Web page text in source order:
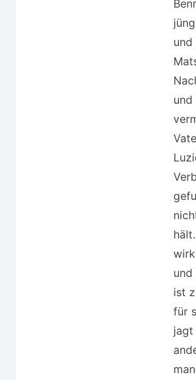
und
und
und
ist
für
jagt